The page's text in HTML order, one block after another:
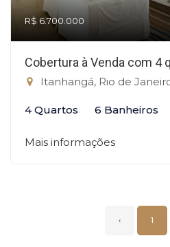
R$ 6.700.000
Cobertura à Venda com 4
Itanhangá, Rio de
4 Quartos 6 Banheiros
Mais informações
‹ 1